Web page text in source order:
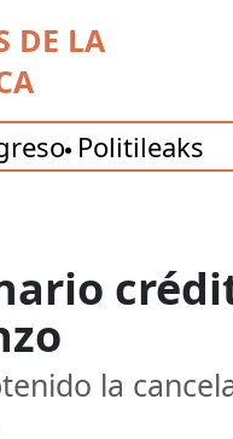
DE LA
Politileaks
la